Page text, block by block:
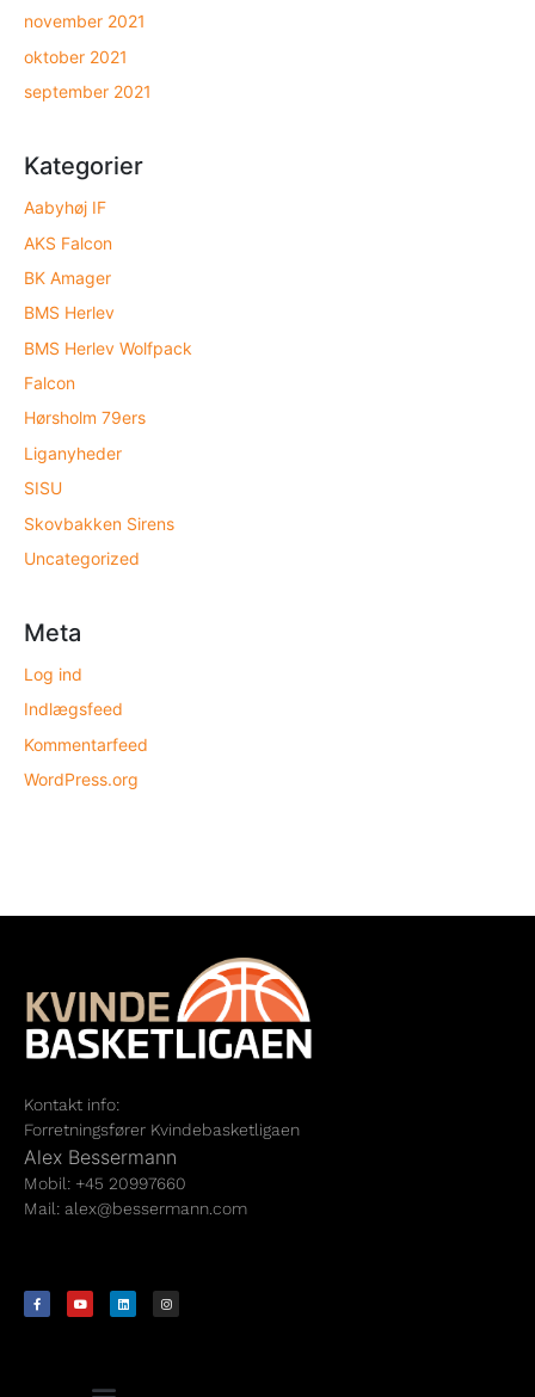
november 2021
oktober 2021
september 2021
Kategorier
Aabyhøj IF
AKS Falcon
BK Amager
BMS Herlev
BMS Herlev Wolfpack
Falcon
Hørsholm 79ers
Liganyheder
SISU
Skovbakken Sirens
Uncategorized
Meta
Log ind
Indlægsfeed
Kommentarfeed
WordPress.org
Kontakt info:
Forretningsfører Kvindebasketligaen
Alex Bessermann
Mobil: +45 20997660
Mail: alex@bessermann.com